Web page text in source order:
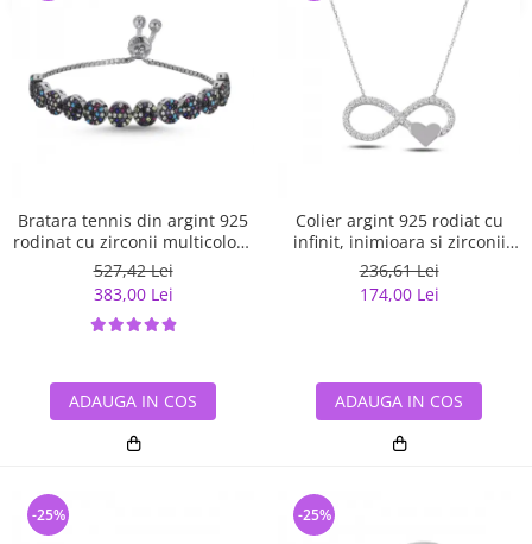
Bratara tennis din argint 925
rodinat cu zirconii multicolore
- Be Elegant BTU0108
527,42 Lei
383,00 Lei
ADAUGA IN COS
Colier argint 925 rodiat cu
infinit, inimioara si zirconii
albe - Infinite You CTU0067
236,61 Lei
174,00 Lei
ADAUGA IN COS
-25% -25%